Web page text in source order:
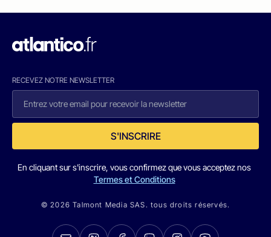
RECEVEZ NOTRE NEWSLETTER
S'INSCRIRE
En cliquant sur s'inscrire, vous confirmez que vous acceptez nos
Termes et Conditions
© 2026 Talmont Media SAS. tous droits réservés.